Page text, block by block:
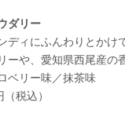
ダリー
ディにふんわりとかけ
ーや、愛知県西尾産の
ベリー味／抹茶味
税込）